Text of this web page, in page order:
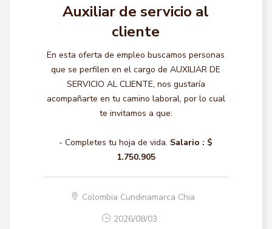
Auxiliar de servicio al
cliente
En esta oferta de empleo buscamos personas
que se perfilen en el cargo de AUXILIAR DE
SERVICIO AL CLIENTE, nos gustaría
acompañarte en tu camino laboral, por lo cual
te invitamos a que:
- Completes tu hoja de vida. Salario : $
1.750.905
Colombia Cundinamarca Chia
2026/08/03